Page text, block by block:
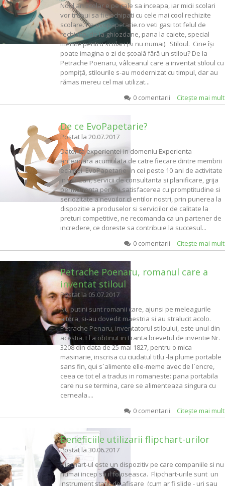
Noul an scolar e pe cale sa inceapa, iar micii scolari
vor trebui sa fie echipati cu cele mai cool rechizite
scolare. Pe evopapetarie.ro veti gasi tot felul de
rechizite, de la ghiozdane, pana la caiete, special
menite pentru scolari (si nu numai). Stiloul. Cine își
poate imagina o zi de școală fără un stilou? De la
Petrache Poenaru, vâlceanul care a inventat stiloul cu
pompiță, stilourile s-au modernizat cu timpul, dar au
rămas mereu cel mai utilizat...
0 comentarii
Citeşte mai
De ce EvoPapetarie?
Postat la 20.07.2017
Datorita experientei in domeniu Experienta
anterioara acumulata de catre fiecare dintre membrii
echipei EvoPapetarie in cei peste 10 ani de activitate
in vanzari, servicii de consultanta si planificare, grija
permanenta pentru satisfacerea cu promptitudine si
seriozitate a nevoilor clientilor nostri, prin punerea la
dispozitie a produselor si serviciilor de calitate la
preturi competitive, ne recomanda ca un partener de
incredere, ce doreste sa contribuie la succesul...
0 comentarii
Citeşte mai
Petrache Poenaru, romanul care a
inventat stiloul
Postat la 05.07.2017
Nu putini sunt romanii care, ajunsi pe meleagurile
altora, si-au dovedit maestria si au stralucit acolo.
Petrache Penaru, inventatorul stiloului, este unul din
acestia. El a obtinut in Franta brevetul de inventie Nr.
3208 din data de 25 mai 1827, pentru o mica
masinarie, inscrisa cu ciudatul titlu -la plume portable
sans fin, qui s`alimente elle-meme avec de l`encre,
ceea ce tot el a tradus in romaneste: pana portabila
care nu se termina, care se alimenteaza singura cu
cerneala....
0 comentarii
Citeşte mai
Beneficiile utilizarii flipchart-urilor
Postat la 30.06.2017
Flipchart-ul este un dispozitiv pe care companiile si nu
numai incep sa il foloseasca. Flipchart-urile sunt un
instrument static de afisare (cum ar fi slide - uri sau